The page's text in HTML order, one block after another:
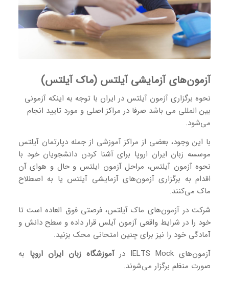
آزمون‌های آزمایشی آیلتس (ماک آیلتس)
نحوه برگزاری آزمون آیلتس در ایران با توجه به اینکه آزمونی
بین المللی می باشد صرفا در مراکز اصلی و مورد تایید انجام
می‌شود.
با این وجود، بعضی از مراکز آموزشی از جمله دپارتمان آیلتس
موسسه زبان ایران اروپا برای آشنا کردن دانشجویان خود با
نحوه آزمون آیلتس، مراحل آزمون ایلتس و حال و هوای آن
اقدام به برگزاری آزمون‌های آزمایشی آیلتس یا به اصطلاح
ماک می‌کنند.
شرکت در آزمون‌های ماک آیلتس، فرصتی فوق العاده است تا
خود را در شرایط واقعی آزمون آیلس قرار داده و سطح دانش و
آمادگی خود را نیز برای چنین امتحانی محک بزنید.
آزمون‌های IELTS Mock در
آموزشگاه زبان ایران اروپا به
صورت منظم برگزار می‌شوند.